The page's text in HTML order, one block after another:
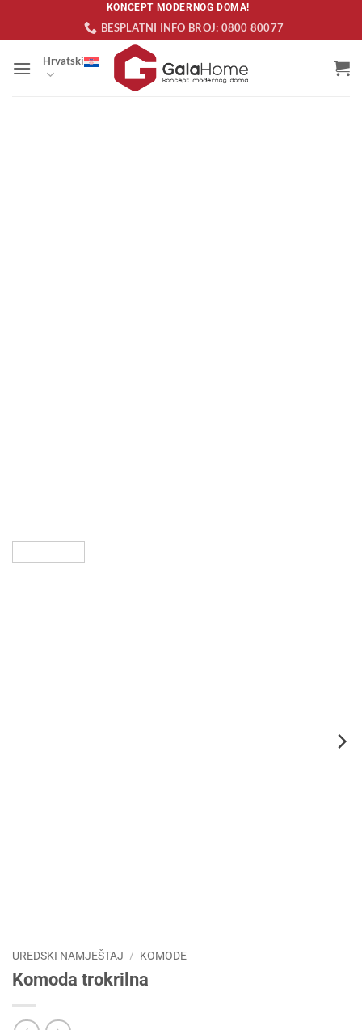
KONCEPT MODERNOG DOMA!
BESPLATNI INFO BROJ: 0800 80077
Hrvatski
UREDSKI NAMJEŠTAJ / KOMODE
Komoda trokrilna